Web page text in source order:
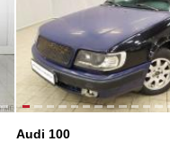
Audi 100